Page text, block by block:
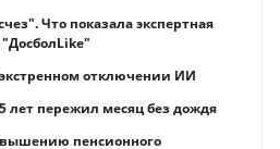
Что показала экспертная
отключении ИИ
лет пережил месяц без дождя
пенсионного